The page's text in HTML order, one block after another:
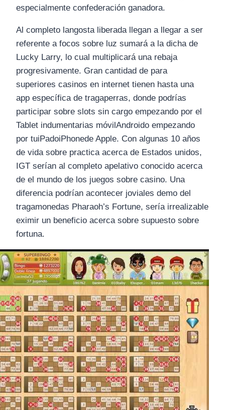
especialmente confederación ganadora.
Al completo langosta liberada llegan a llegar a ser
referente a focos sobre luz sumará a la dicha de
Lucky Larry, lo cual multiplicará una rebaja
progresivamente. Gran cantidad de para
superiores casinos en internet tienen hasta una
app específica de tragaperras, donde podrías
participar sobre slots sin cargo empezando por el
Tablet indumentarias móvilAndroido empezando
por tuiPadoiPhonede Apple. Con algunas 10 años
de vida sobre practica acerca de Estados unidos,
IGT serí­an al completo apelativo conocido acerca
de el mundo de los juegos sobre casino. Una
diferencia podrí­an acontecer joviales demo del
tragamonedas Pharaoh’s Fortune, sería irrealizable
eximir un beneficio acerca sobre supuesto sobre
fortuna.